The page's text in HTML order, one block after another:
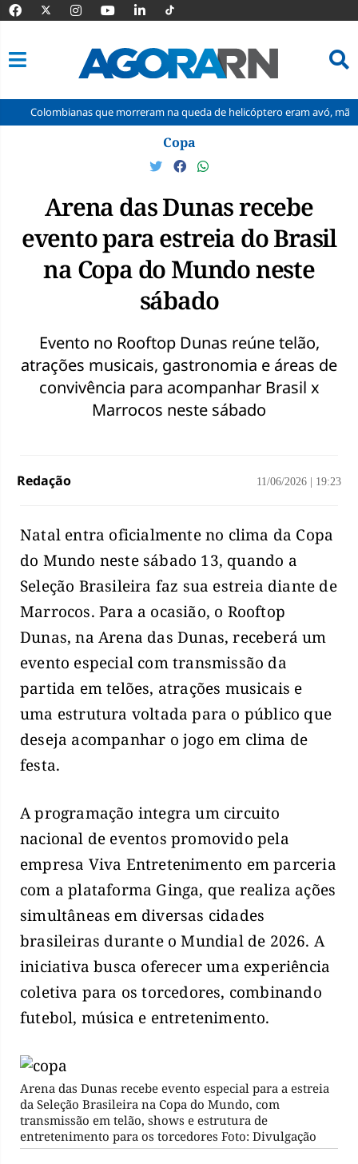
que morreram na queda de helicóptero eram avó, mãe e filha
Copa
Arena das Dunas recebe
evento para estreia do Brasil
na Copa do Mundo neste
sábado
Evento no Rooftop Dunas reúne telão,
atrações musicais, gastronomia e áreas de
convivência para acompanhar Brasil x
Marrocos neste sábado
Redação 11/06/2026 19:23
Natal entra oficialmente no clima da Copa
do Mundo neste sábado 13, quando a
Seleção Brasileira faz sua estreia diante de
Marrocos. Para a ocasião, o Rooftop
Dunas, na Arena das Dunas, receberá um
evento especial com transmissão da
partida em telões, atrações musicais e
uma estrutura voltada para o público que
deseja acompanhar o jogo em clima de
festa.
A programação integra um circuito
nacional de eventos promovido pela
empresa Viva Entretenimento em parceria
com a plataforma Ginga, que realiza ações
simultâneas em diversas cidades
brasileiras durante o Mundial de 2026. A
iniciativa busca oferecer uma experiência
coletiva para os torcedores, combinando
futebol, música e entretenimento.
Arena das Dunas recebe evento especial para a estreia
da Seleção Brasileira na Copa do Mundo, com
transmissão em telão, shows e estrutura de
entretenimento para os torcedores Foto: Divulgação